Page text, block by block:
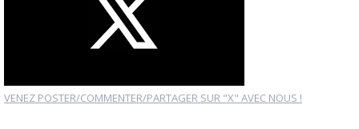
VENEZ POSTER/COMMENTER/PARTAGER SUR "X" AVEC NOUS !